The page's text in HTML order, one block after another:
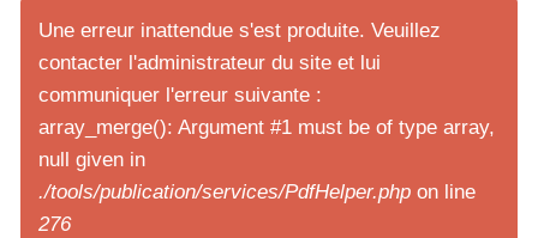
Une erreur inattendue s'est produite. Veuillez
contacter l'administrateur du site et lui
communiquer l'erreur suivante :
array_merge(): Argument #1 must be of type array,
null given in
./tools/publication/services/PdfHelper.php on line
276